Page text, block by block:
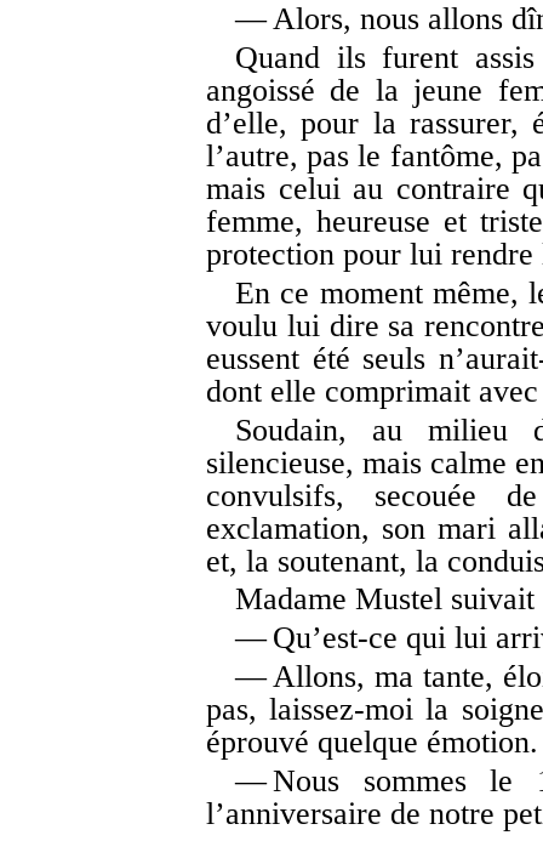
— Alors, nous allons
Quand ils furent
angoissé de la jeune
d’elle, pour la
l’autre, pas le fantôme,
mais celui au contraire
femme, heureuse et
protection pour lui
En ce moment même,
voulu lui dire sa
eussent été seuls
dont elle comprimait
Soudain, au milieu
silencieuse, mais calme
convulsifs, secouée
exclamation, son mari
et, la soutenant, la
Madame Mustel suivait
— Qu’est-ce qui lui
— Allons, ma tante,
pas, laissez-moi la
éprouvé quelque émotion.
— Nous sommes le
l’anniversaire de notre